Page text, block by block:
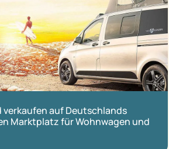
verkaufen auf Deutschlands
Marktplatz für Wohnwagen und